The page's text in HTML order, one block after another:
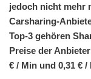
jedoch nicht mehr
Carsharing-
Top-3 gehören
Preise der
€ / Min und 0,31 € /